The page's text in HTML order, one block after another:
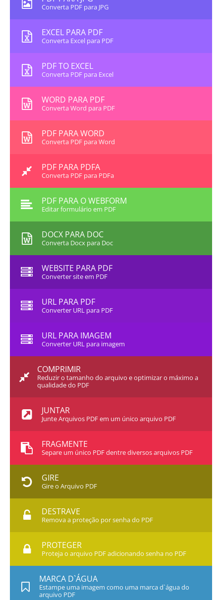
Converta PDF para JPG
EXCEL PARA PDF
Converta Excel para PDF
PDF TO EXCEL
Converta PDF para Excel
WORD PARA PDF
Converta Word para PDF
PDF PARA WORD
Converta PDF para Word
PDF PARA PDFA
Converta PDF para PDFa
PDF PARA O WEBFORM
Editar formulário em PDF
DOCX PARA DOC
Converta Docx para Doc
WEBSITE PARA PDF
Converter site em PDF
URL PARA PDF
Converter URL para PDF
URL PARA IMAGEM
Converter URL para imagem
COMPRIMIR
Reduzir o tamanho do arquivo e optimizar o máximo a
qualidade do PDF
JUNTAR
Junte Arquivos PDF em um único arquivo PDF
FRAGMENTE
Separe um único PDF dentre diversos arquivos PDF
GIRE
Gire o Arquivo PDF
DESTRAVE
Remova a proteção por senha do PDF
PROTEGER
Proteja o arquivo PDF adicionando senha no PDF
MARCA D`ÁGUA
Estampe uma imagem como uma marca d`água do
arquivo PDF